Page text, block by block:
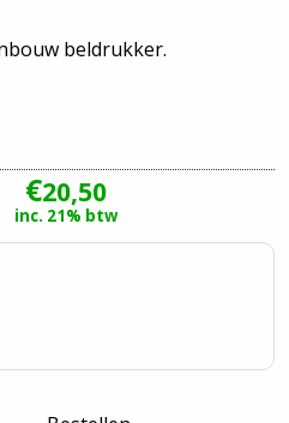
beldrukker.
€20,50
inc. 21% btw